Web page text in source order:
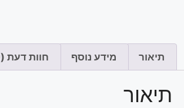
תיאור מידע נוסף חוות דעת (0)
תיאור